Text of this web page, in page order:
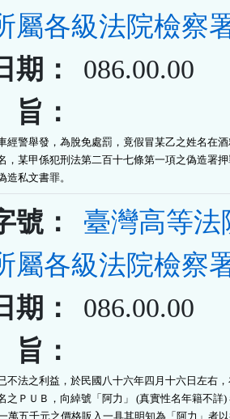
屬各級法院檢察
期：
086.00.00
：
經警舉發，為脫免處罰，竟假冒某乙之姓名在
，某甲係犯刑法第二百十七條第一項之偽造署
造私文書罪。
號：
臺灣高等法
屬各級法院檢察
期：
086.00.00
：
不法之利益，於民國八十六年四月十六日左右
之ＰＵＢ，向綽號「阿力」 (真實性名年籍不詳)
萬五千元之價格販入一具其明知為「阿力」者